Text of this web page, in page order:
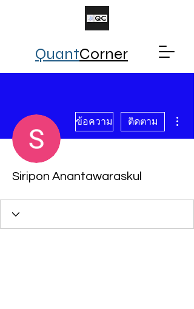
QuantCorner
ข้อความ ติดตาม
Siripon Anantawaraskul